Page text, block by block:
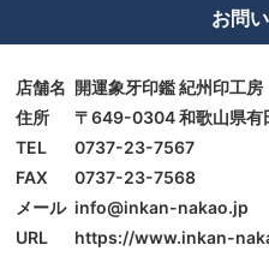
お問
店舗名 開運象牙印鑑 紀州印工房
住所
〒649-0304 和歌山県
TEL
0737-23-7567
FAX
0737-23-7568
メール info@inkan-nakao.jp
URL
https://www.inkan-